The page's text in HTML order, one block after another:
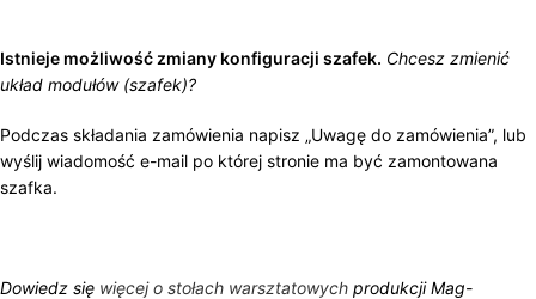
Istnieje możliwość zmiany konfiguracji szafek. Chcesz zmienić
układ modułów (szafek)?
Podczas składania zamówienia napisz „Uwagę do zamówienia”, lub
wyślij wiadomość e-mail po której stronie ma być zamontowana
szafka.
Dowiedz się więcej o stołach warsztatowych produkcji Mag-